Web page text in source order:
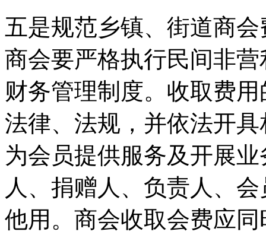
五是规范乡镇、街道商
商会要严格执行民间非
财务管理制度。收取费
法律、法规，并依法开
为会员提供服务及开展
人、捐赠人、负责人、
他用。商会收取会费应